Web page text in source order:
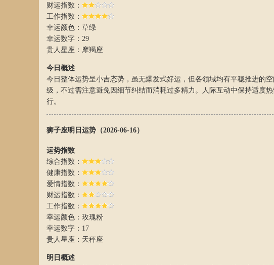
财运指数：
工作指数：
幸运颜色：草绿
幸运数字：29
贵人星座：摩羯座
今日概述
今日整体运势呈小吉态势，虽无爆发式好运，但各领域均有平稳推进的
级，不过需注意避免因细节纠结而消耗过多精力。人际互动中保持适度
行。
狮子座明日运势（2026-06-16）
运势指数
综合指数：
健康指数：
爱情指数：
财运指数：
工作指数：
幸运颜色：玫瑰粉
幸运数字：17
贵人星座：天秤座
明日概述